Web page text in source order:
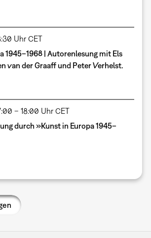
Uhr CET
1945–1968 | Autorenlesung mit Els
van der Graaff und Peter Verhelst.
– 18:00 Uhr CET
durch »Kunst in Europa 1945–